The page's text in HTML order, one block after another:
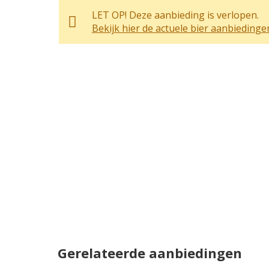
LET OP! Deze aanbieding is verlopen.
Bekijk hier de actuele bier
Gerelateerde aanbiedingen